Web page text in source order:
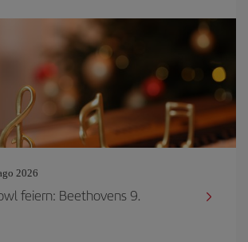
2026
feiern: Beethovens 9.